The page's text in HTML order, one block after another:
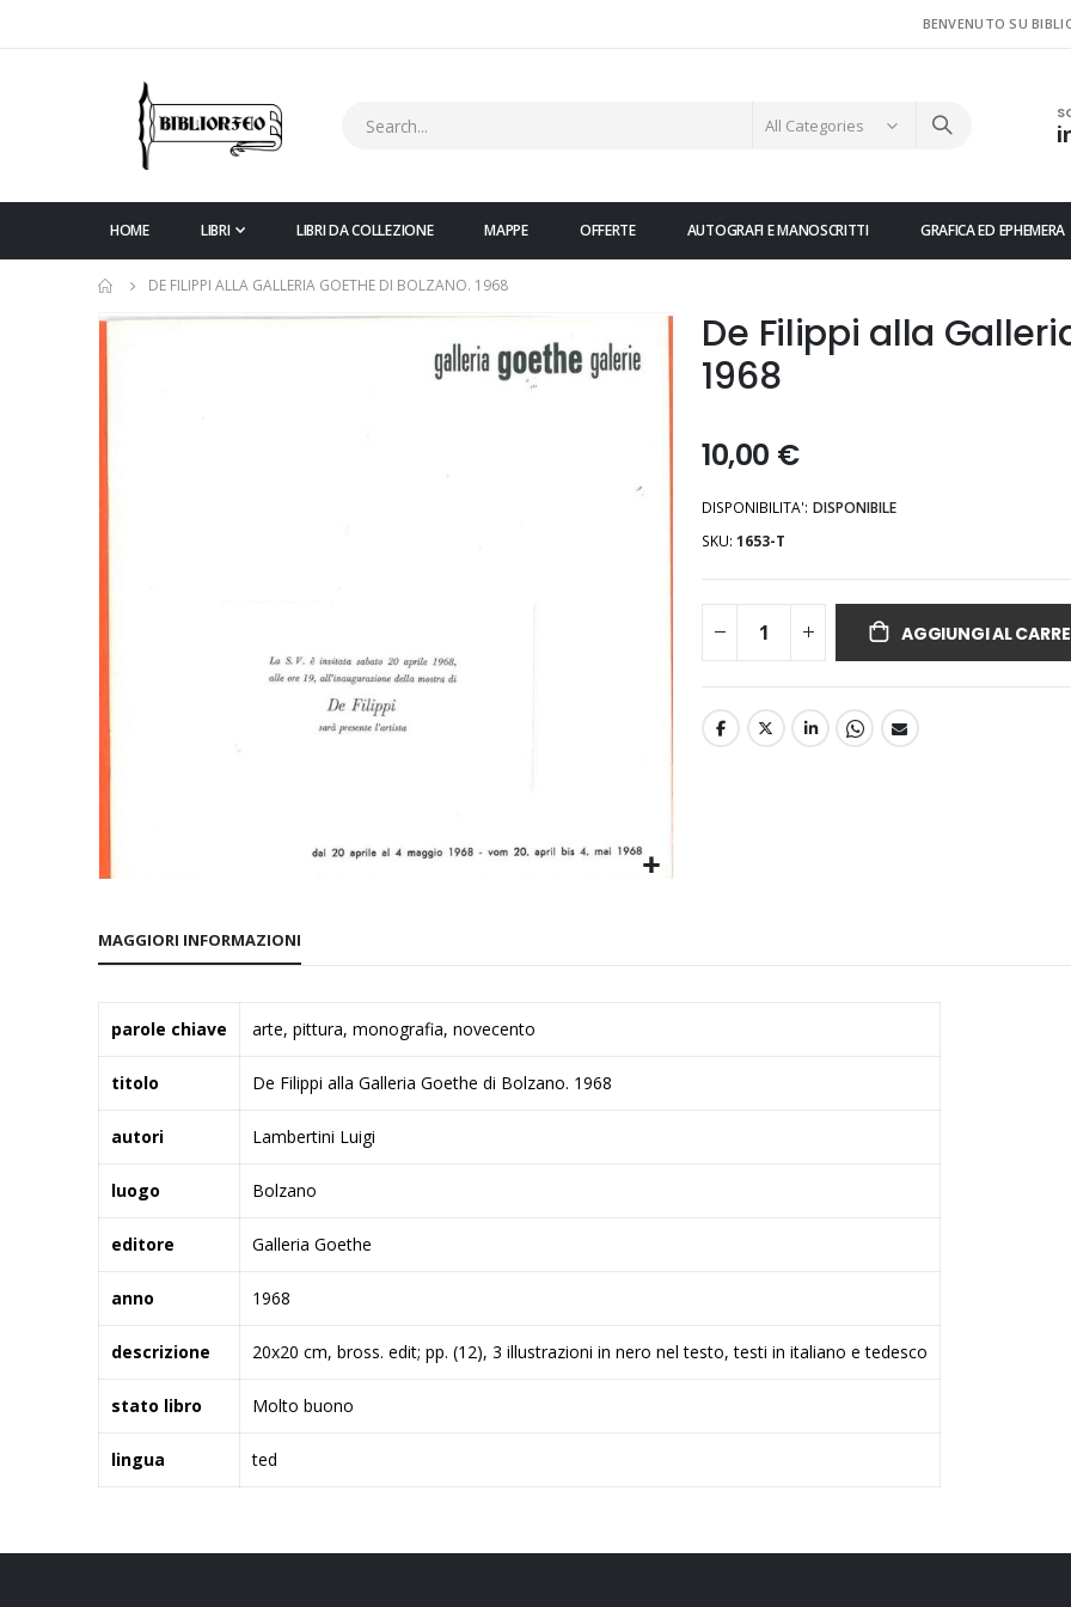
BENVENUTO SU
HOME LIBRI LIBRI DA COLLEZIONE MAPPE OFFERTE AUTOGRAFI E MANOSCRITTI GRAFICA ED EPHEMERA
DE FILIPPI ALLA GALLERIA GOETHE DI BOLZANO. 1968
Vai
della
di
immagini
De Filippi alla
1968
10,00 €
DISPONIBILITA': DISPONIBILE
SKU 1653-T
AGGIUNGI AL
MAGGIORI INFORMAZIONI
Informazioni
parole chiave arte, pittura, monografia, novecento
titolo De Filippi alla Galleria Goethe di Bolzano. 1968
autori Lambertini Luigi
luogo Bolzano
editore Galleria Goethe
anno 1968
descrizione 20x20 cm, bross. edit; pp. (12), 3 illustrazioni in nero nel testo, testi in italiano e tedesco
stato libro Molto buono
lingua ted